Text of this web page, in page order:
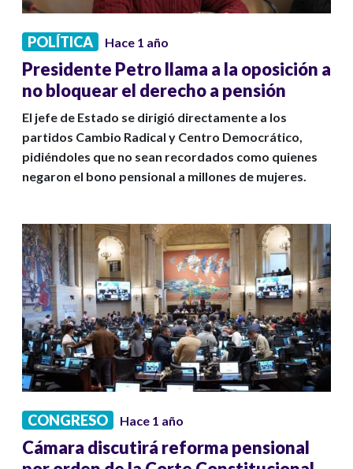
POLÍTICA Hace 1 año
Presidente Petro llama a la oposición a
no bloquear el derecho a pensión
El jefe de Estado se dirigió directamente a los
partidos Cambio Radical y Centro Democrático,
pidiéndoles que no sean recordados como quienes
negaron el bono pensional a millones de mujeres.
CONGRESO Hace 1 año
Cámara discutirá reforma pensional